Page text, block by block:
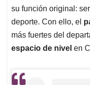
su función original:
deporte. Con ello, el
más fuertes del
espacio de nivel en